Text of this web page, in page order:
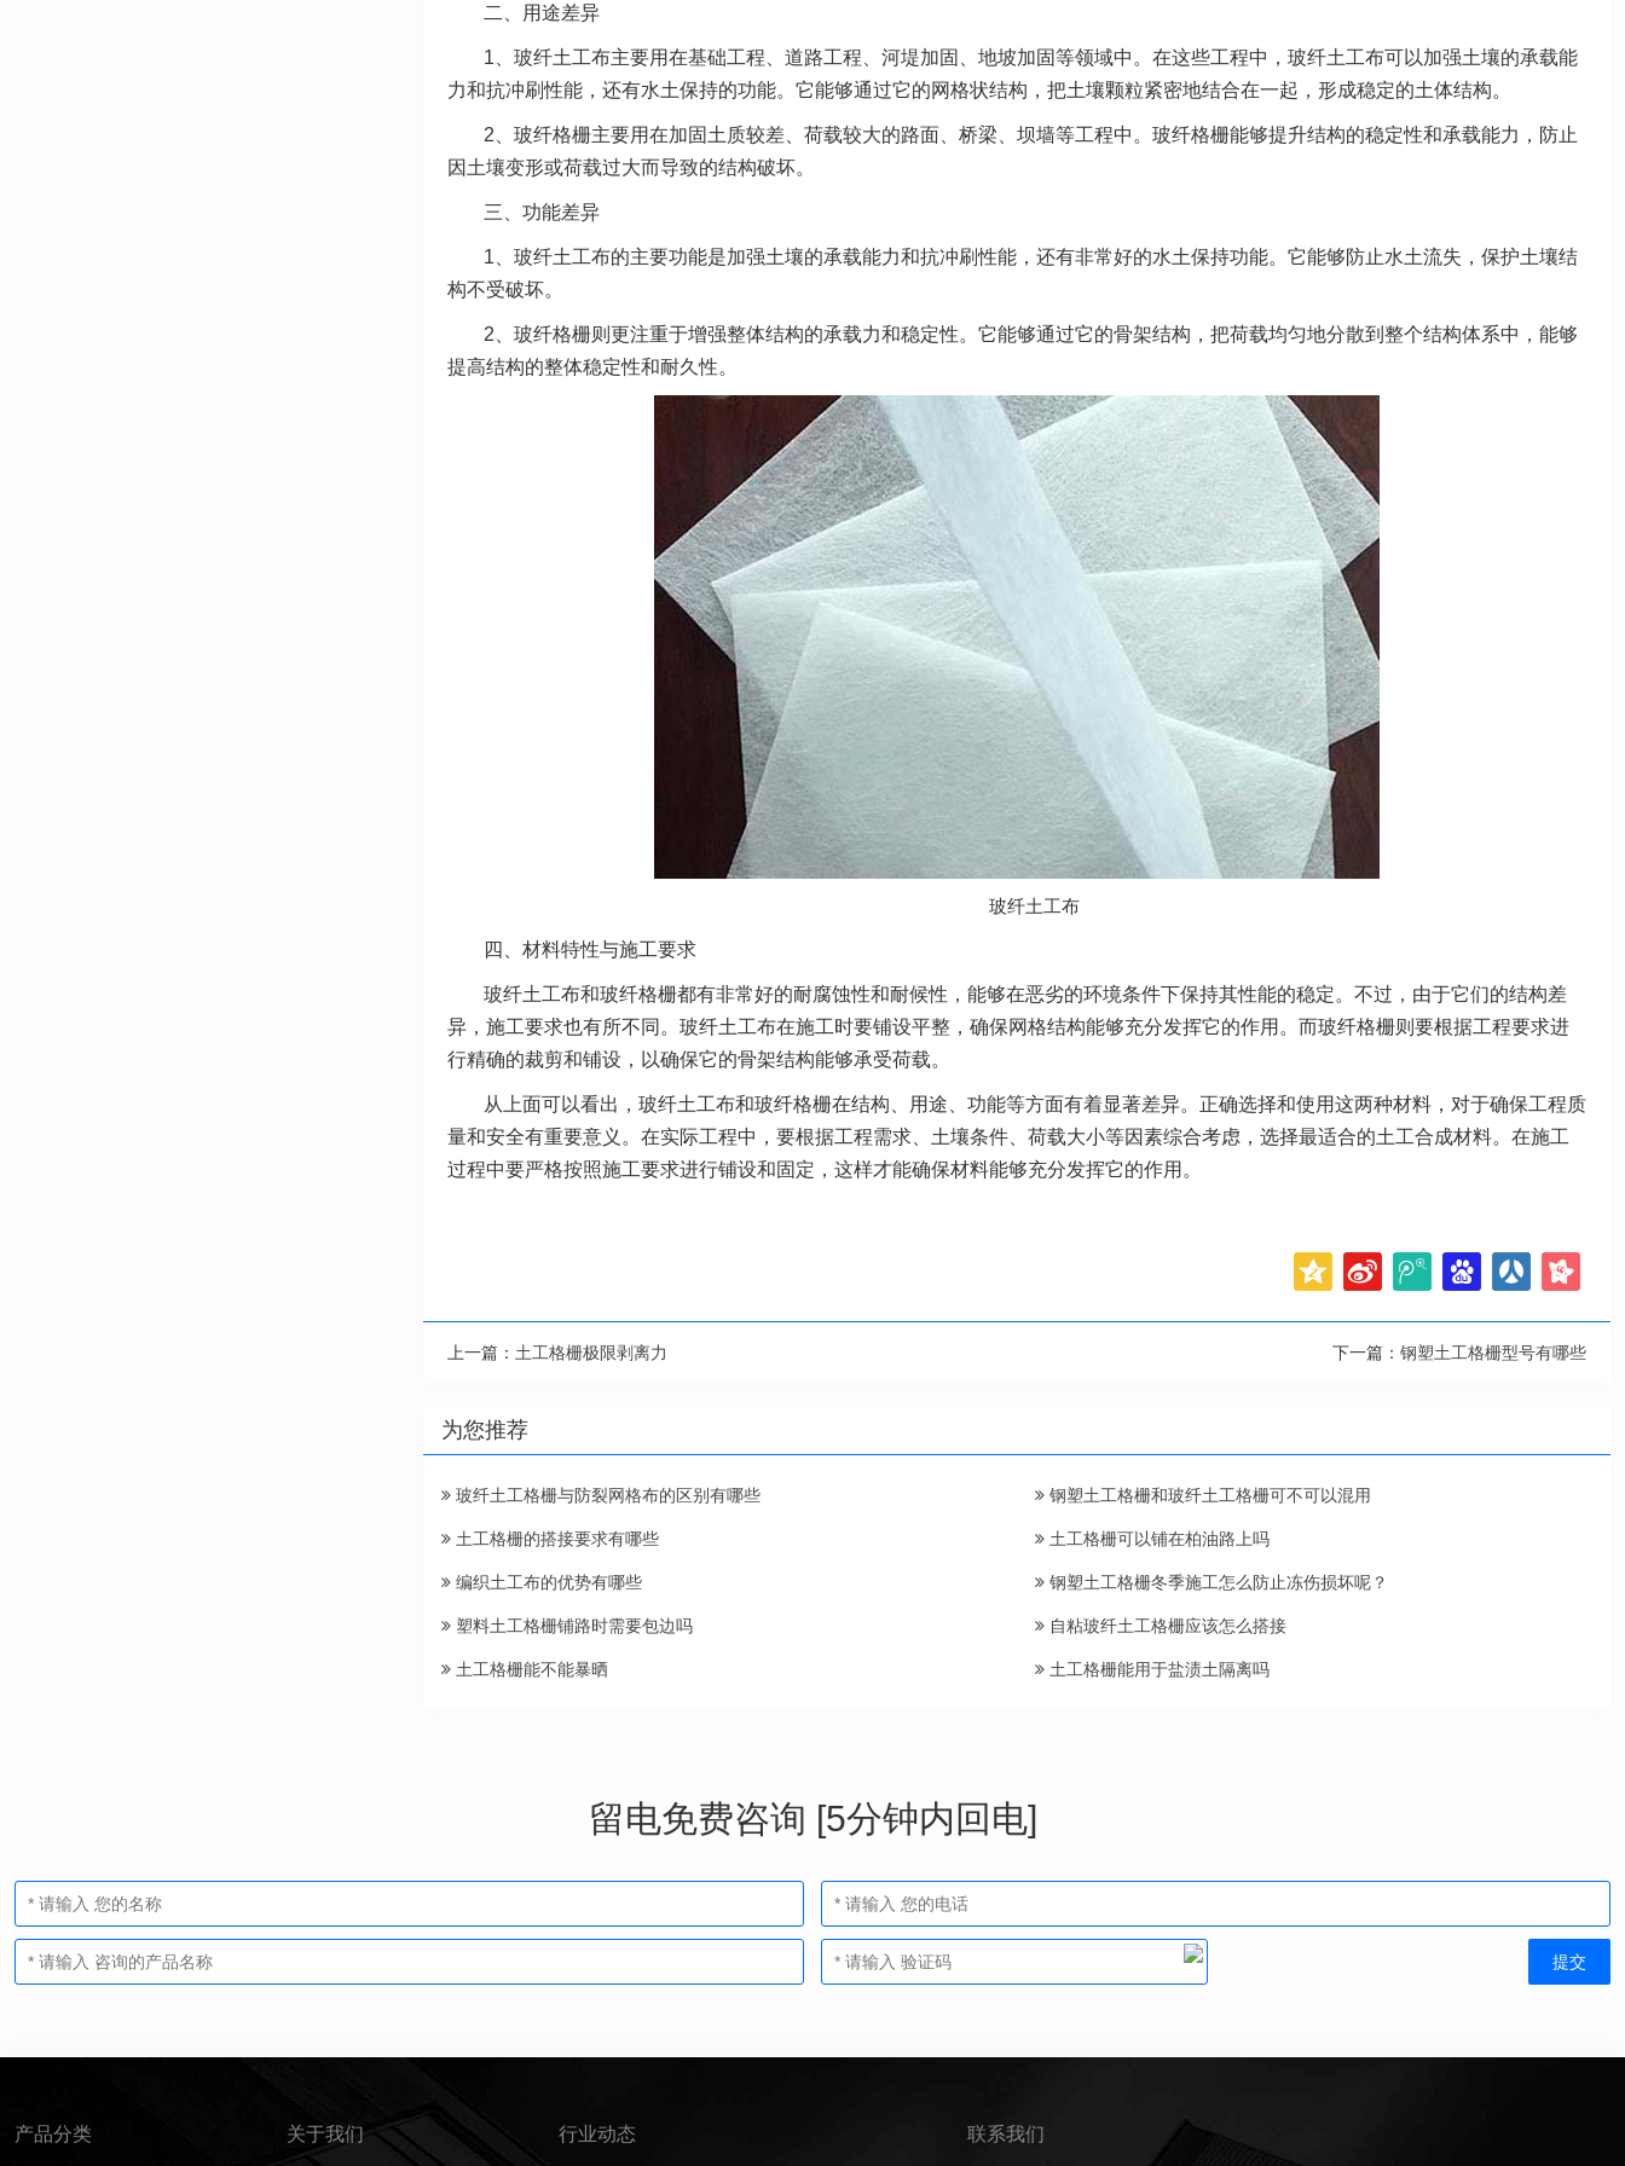
二、用途差异
1、玻纤土工布主要用在基础工程、道路工程、河堤加固、地坡加固等领域中。在这些工程中，玻纤土工布可以加强土壤的承载能
力和抗冲刷性能，还有水土保持的功能。它能够通过它的网格状结构，把土壤颗粒紧密地结合在一起，形成稳定的土体结构。
2、玻纤格栅主要用在加固土质较差、荷载较大的路面、桥梁、坝墙等工程中。玻纤格栅能够提升结构的稳定性和承载能力，防止
因土壤变形或荷载过大而导致的结构破坏。
三、功能差异
1、玻纤土工布的主要功能是加强土壤的承载能力和抗冲刷性能，还有非常好的水土保持功能。它能够防止水土流失，保护土壤结
构不受破坏。
2、玻纤格栅则更注重于增强整体结构的承载力和稳定性。它能够通过它的骨架结构，把荷载均匀地分散到整个结构体系中，能够
提高结构的整体稳定性和耐久性。
玻纤土工布
四、材料特性与施工要求
玻纤土工布和玻纤格栅都有非常好的耐腐蚀性和耐候性，能够在恶劣的环境条件下保持其性能的稳定。不过，由于它们的结构差
异，施工要求也有所不同。玻纤土工布在施工时要铺设平整，确保网格结构能够充分发挥它的作用。而玻纤格栅则要根据工程要求进
行精确的裁剪和铺设，以确保它的骨架结构能够承受荷载。
从上面可以看出，玻纤土工布和玻纤格栅在结构、用途、功能等方面有着显著差异。正确选择和使用这两种材料，对于确保工程质
量和安全有重要意义。在实际工程中，要根据工程需求、土壤条件、荷载大小等因素综合考虑，选择最适合的土工合成材料。在施工
过程中要严格按照施工要求进行铺设和固定，这样才能确保材料能够充分发挥它的作用。
上一篇： 土工格栅极限剥离力 下一篇： 钢塑土工格栅型号有哪些
为您推荐
玻纤土工格栅与防裂网格布的区别有哪些 钢塑土工格栅和玻纤土工格栅可不可以混用
土工格栅的搭接要求有哪些 土工格栅可以铺在柏油路上吗
编织土工布的优势有哪些 钢塑土工格栅冬季施工怎么防止冻伤损坏呢？
塑料土工格栅铺路时需要包边吗 自粘玻纤土工格栅应该怎么搭接
土工格栅能不能暴晒 土工格栅能用于盐渍土隔离吗
留电免费咨询 [5分钟内回电]
产品分类 关于我们 行业动态 联系我们